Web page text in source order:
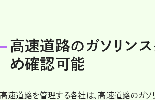
高速道路のガソリン
め確認可能
高速道路を管理する各社は、高速道路のガソ